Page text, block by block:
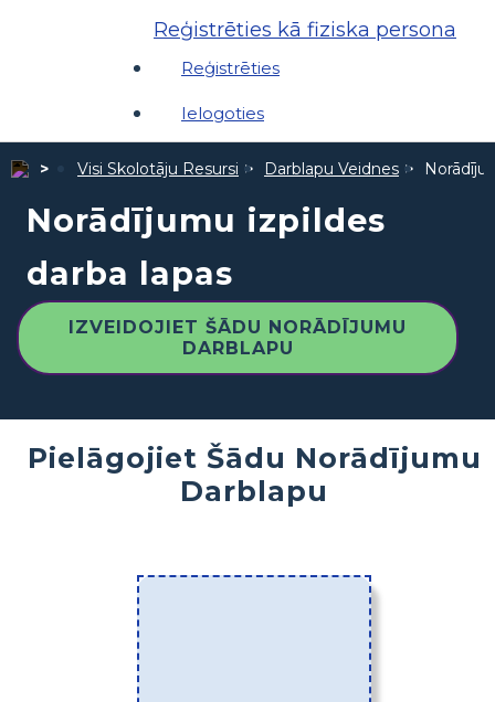
Reģistrēties kā fiziska persona
Reģistrēties
Ielogoties
Visi Skolotāju Resursi Darblapu Veidnes
Norādījumu izpildes
darba lapas
IZVEIDOJIET ŠĀDU NORĀDĪJUMU
DARBLAPU
Pielāgojiet Šādu Norādījumu
Darblapu